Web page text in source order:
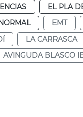
EL PLA
EMT
LA CARRASCA
AVINGUDA BLASCO